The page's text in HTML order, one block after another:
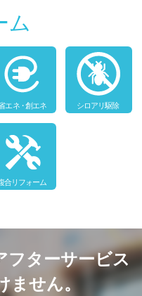
ム
フターサービス
ません。